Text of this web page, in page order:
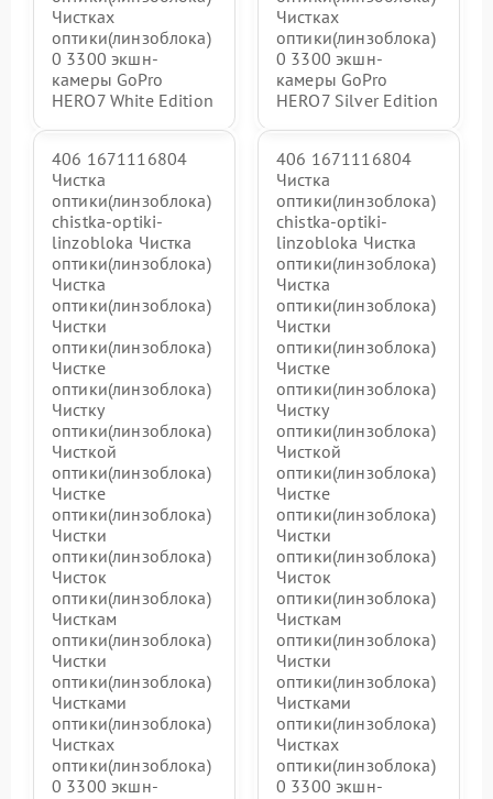
Чистках
оптики(линзоблока)
0 3300 экшн-
камеры GoPro
HERO7 White Edition
Чистках
оптики(линзоблока)
0 3300 экшн-
камеры GoPro
HERO7 Silver Edition
406 1671116804
Чистка
оптики(линзоблока)
chistka-optiki-
linzobloka Чистка
оптики(линзоблока)
Чистка
оптики(линзоблока)
Чистки
оптики(линзоблока)
Чистке
оптики(линзоблока)
Чистку
оптики(линзоблока)
Чисткой
оптики(линзоблока)
Чистке
оптики(линзоблока)
Чистки
оптики(линзоблока)
Чисток
оптики(линзоблока)
Чисткам
оптики(линзоблока)
Чистки
оптики(линзоблока)
Чистками
оптики(линзоблока)
Чистках
оптики(линзоблока)
0 3300 экшн-
406 1671116804
Чистка
оптики(линзоблока)
chistka-optiki-
linzobloka Чистка
оптики(линзоблока)
Чистка
оптики(линзоблока)
Чистки
оптики(линзоблока)
Чистке
оптики(линзоблока)
Чистку
оптики(линзоблока)
Чисткой
оптики(линзоблока)
Чистке
оптики(линзоблока)
Чистки
оптики(линзоблока)
Чисток
оптики(линзоблока)
Чисткам
оптики(линзоблока)
Чистки
оптики(линзоблока)
Чистками
оптики(линзоблока)
Чистках
оптики(линзоблока)
0 3300 экшн-